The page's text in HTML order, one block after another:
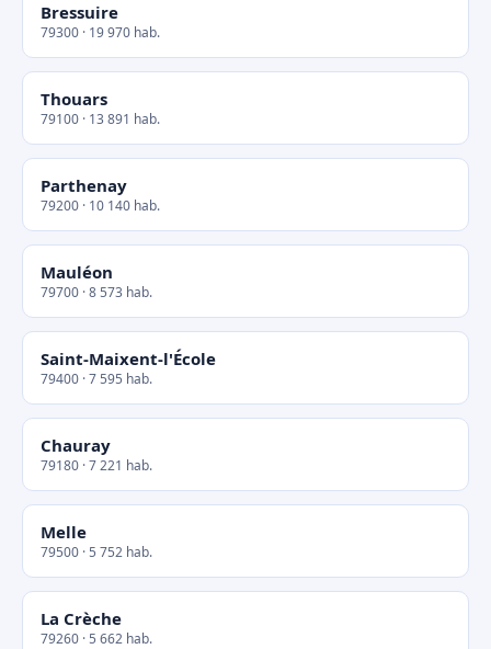
Bressuire
79300 · 19 970 hab.
Thouars
79100 · 13 891 hab.
Parthenay
79200 · 10 140 hab.
Mauléon
79700 · 8 573 hab.
Saint-Maixent-l'École
79400 · 7 595 hab.
Chauray
79180 · 7 221 hab.
Melle
79500 · 5 752 hab.
La Crèche
79260 · 5 662 hab.